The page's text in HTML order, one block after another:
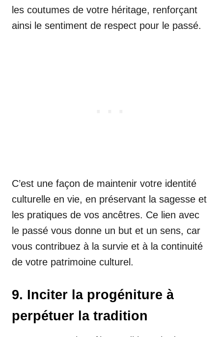
les coutumes de votre héritage, renforçant
ainsi le sentiment de respect pour le passé.
C’est une façon de maintenir votre identité
culturelle en vie, en préservant la sagesse et
les pratiques de vos ancêtres. Ce lien avec
le passé vous donne un but et un sens, car
vous contribuez à la survie et à la continuité
de votre patrimoine culturel.
9. Inciter la progéniture à
perpétuer la tradition